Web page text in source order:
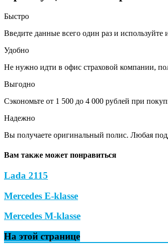
Быстро
Введите данные всего один раз и
Удобно
Не нужно идти в офис страховой компании,
Выгодно
Сэкономьте от 1 500 до 4 000 рублей при
Надежно
Вы получаете оригинальный полис. Любая
Вам также может понравиться
Lada 2115
Mercedes E-klasse
Mercedes M-klasse
На этой странице